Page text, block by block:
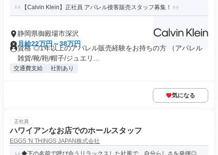
【Calvin Klein】正社員 アパレル接客販売スタッフ募集！
静岡県御殿場市深沢
月給22万円～38万円
資格 ◎1年以上のアパレル販売経験をお持ちの方 （アパレル
雑貨/靴/鞄/帽子/ジュエリ...
交通費支給 社割あり
気になる
正社員
ハワイアンなお店でのホールスタッフ
EGGS 'N THINGS JAPAN株式会社
◆下の名前で呼び合うリラックスした社風で、自分らしさを発揮◎